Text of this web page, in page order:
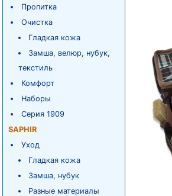
Пропитка
Очистка
Гладкая кожа
Замша, велюр, нубук,
текстиль
Комфорт
Наборы
Серия 1909
SAPHIR
Уход
Гладкая кожа
Замша, нубук
Разные материалы